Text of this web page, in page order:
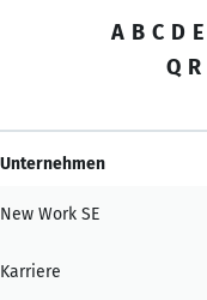
A B C D E
Q R
Unternehmen
New Work SE
Karriere